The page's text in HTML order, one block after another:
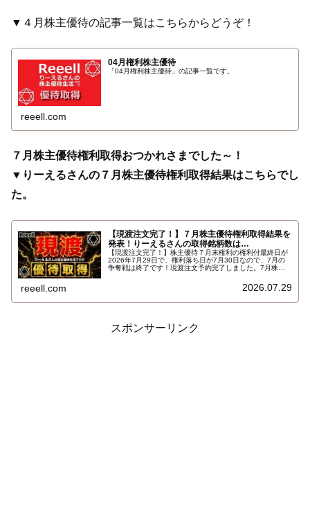
▼４月株主優待の記事一覧はこちらからどうぞ！
04月権利株主優待
「04月権利株主優待」の記事一覧です。
reeell.com
７月株主優待権利取得おつかれさまでした～！
▼りーえるさんの７月株主優待権利取得結果はこちらでし
た。
【現渡注文完了！】７月株主優待権利取得結果を
発表！りーえるさんの取得銘柄数は…
【現渡注文完了！】株主優待７月末権利の権利付最終日が
2026年7月29日で、権利落ち日が7月30日なので、7月の
争奪戦は終了です！現渡注文予約完了しました。7月株主
reeell.com 2026.07.29
スポンサーリンク